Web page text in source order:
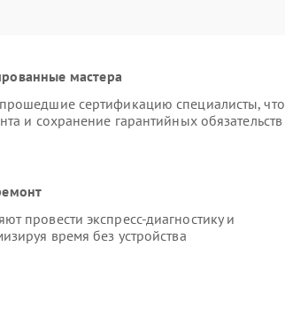
мастера
сертификацию специалисты, что
и сохранение гарантийных обязательств
провести экспресс-диагностику и
время без устройства